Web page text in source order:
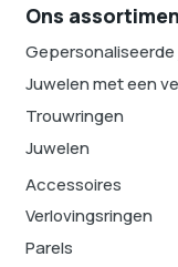
Ons
Juwelen met een
Trouwringen
Juwelen
Accessoires
Verlovingsringen
Parels